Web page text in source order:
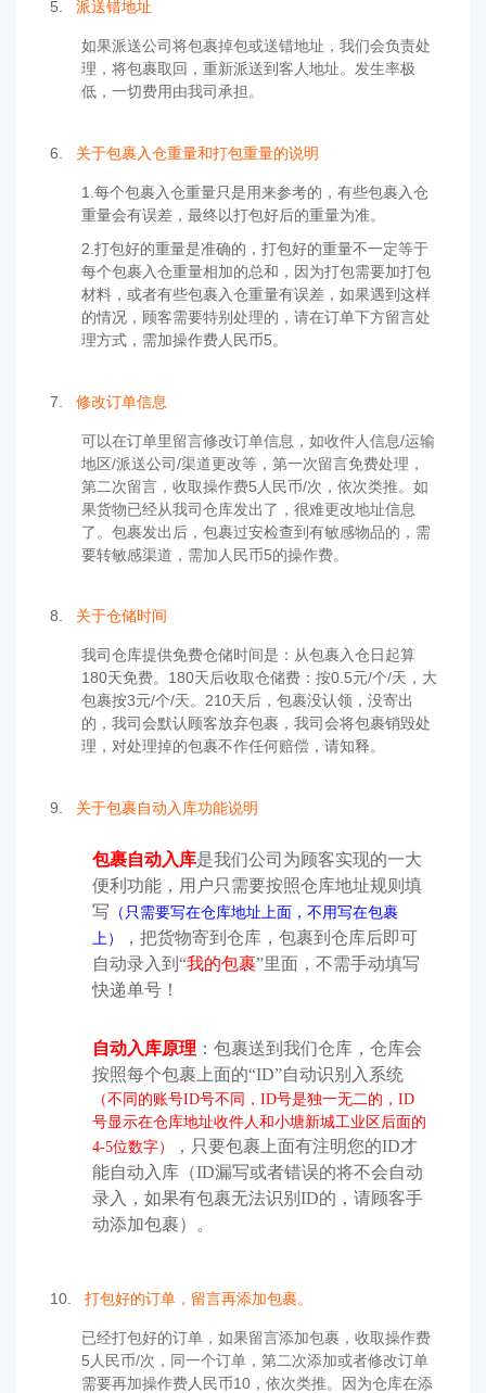
5. 派送错地址
如果派送公司将包裹掉包或送错地址，我们会负责处
理，将包裹取回，重新派送到客人地址。发生率极
低，一切费用由我司承担。
6. 关于包裹入仓重量和打包重量的说明
1.每个包裹入仓重量只是用来参考的，有些包裹入仓
重量会有误差，最终以打包好后的重量为准。
2.打包好的重量是准确的，打包好的重量不一定等于
每个包裹入仓重量相加的总和，因为打包需要加打包
材料，或者有些包裹入仓重量有误差，如果遇到这样
的情况，顾客需要特别处理的，请在订单下方留言处
理方式，需加操作费人民币5。
7. 修改订单信息
可以在订单里留言修改订单信息，如收件人信息/运输
地区/派送公司/渠道更改等，第一次留言免费处理，
第二次留言，收取操作费5人民币/次，依次类推。如
果货物已经从我司仓库发出了，很难更改地址信息
了。包裹发出后，包裹过安检查到有敏感物品的，需
要转敏感渠道，需加人民币5的操作费。
8. 关于仓储时间
我司仓库提供免费仓储时间是：从包裹入仓日起算
180天免费。180天后收取仓储费：按0.5元/个/天，大
包裹按3元/个/天。210天后，包裹没认领，没寄出
的，我司会默认顾客放弃包裹，我司会将包裹销毁处
理，对处理掉的包裹不作任何赔偿，请知释。
9. 关于包裹自动入库功能说明
包裹自动入库是我们公司为顾客实现的一大
便利功能，用户只需要按照仓库地址规则填
写 （只需要写在仓库地址上面，不用写在包裹
上）
，把货物寄到仓库，包裹到仓库后即可
自动录入到 “我的包裹”里面 ， 不需手动填写
快递单号！
自动入库原理 ：包裹送到我们仓库，仓库会
按照每个包裹上面的“ID”自动识别入系统
（不同的账号ID号不同，ID号是独一无二的， ID
号显示在仓库地址收件人和小塘新城工业区后面的
4-5位数字） ，只要包裹上面有注明您的ID才
能自动入库（ID漏写或者错误的将不会自动
录入，如果有包裹无法识别ID的，请顾客手
动添加包裹）。
10. 打包好的订单，留言再添加包裹。
已经打包好的订单，如果留言添加包裹，收取操作费
5人民币/次，同一个订单，第二次添加或者修改订单
需要再加操作费人民币10， 依次类推。 因为仓库在添